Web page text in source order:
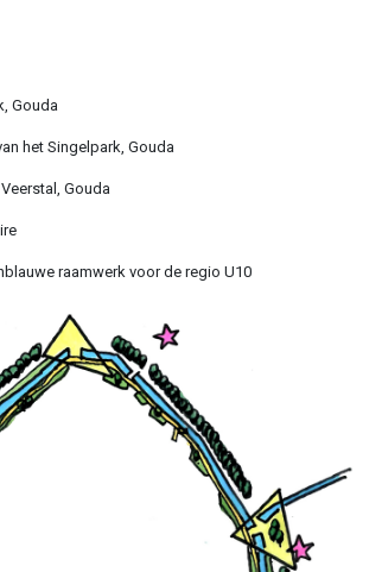
Gouda
het Singelpark, Gouda
Gouda
raamwerk voor de regio U10